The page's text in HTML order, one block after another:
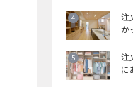
注
か
注
に